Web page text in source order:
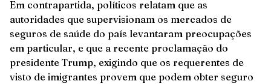
Em contrapartida, políticos relatam que as
autoridades que supervisionam os mercados de
seguros de saúde do país levantaram preocupações
em particular, e que a recente proclamação do
presidente Trump, exigindo que os requerentes de
visto de imigrantes provem que podem obter seguro